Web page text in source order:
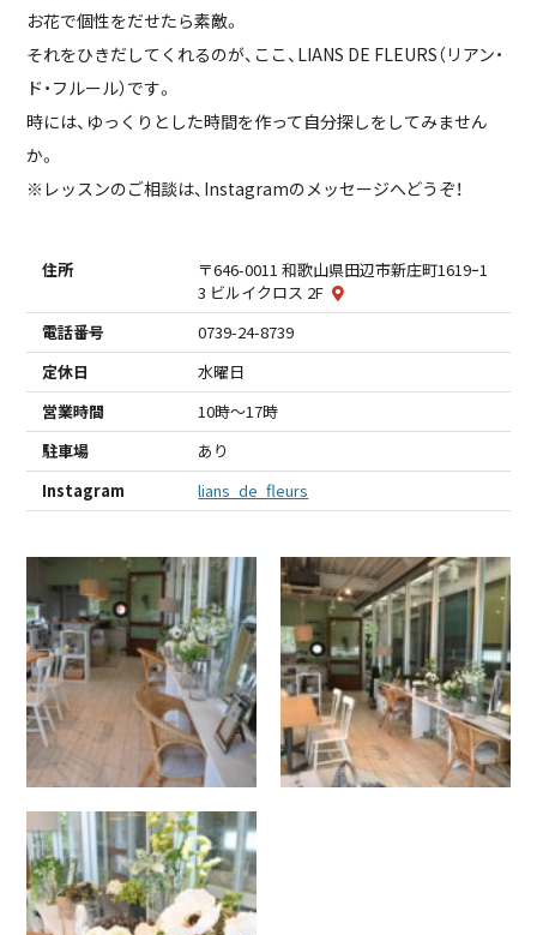
お花で個性をだせたら素敵。
それをひきだしてくれるのが、ここ、LIANS DE FLEURS（リアン・
ド・フルール）です。
時には、ゆっくりとした時間を作って自分探しをしてみません
か。
※レッスンのご相談は、Instagramのメッセージへどうぞ！
住所
〒646-0011 和歌山県田辺市新庄町1619ｰ1
3 ビルイクロス 2F
電話番号
0739-24-8739
定休日
水曜日
営業時間
10時～17時
駐車場
あり
Instagram
lians_de_fleurs